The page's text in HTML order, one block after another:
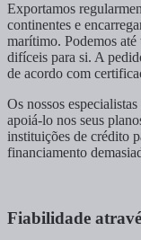
Exportamos
continentes e
marítimo. Podemos
difíceis para si. A
de acordo com
Os nossos
apoiá-lo nos seus
instituições de crédito
financiamento
Fiabilidade